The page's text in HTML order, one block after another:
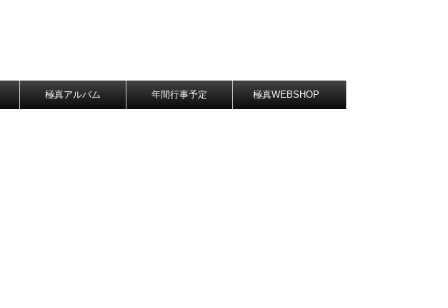
極真アルバム 年間行事予定 極真WEBSHOP